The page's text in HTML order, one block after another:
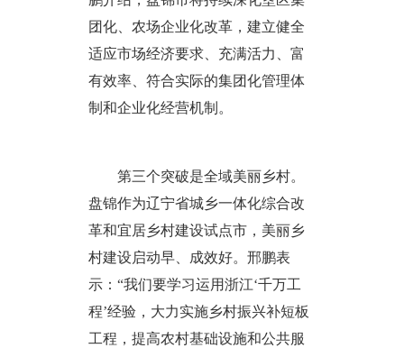
团化、农场企业化改革，建立健全
适应市场经济要求、充满活力、富
有效率、符合实际的集团化管理体
制和企业化经营机制。
第三个突破是全域美丽乡村。
盘锦作为辽宁省城乡一体化综合改
革和宜居乡村建设试点市，美丽乡
村建设启动早、成效好。邢鹏表
示：“我们要学习运用浙江‘千万工
程’经验，大力实施乡村振兴补短板
工程，提高农村基础设施和公共服